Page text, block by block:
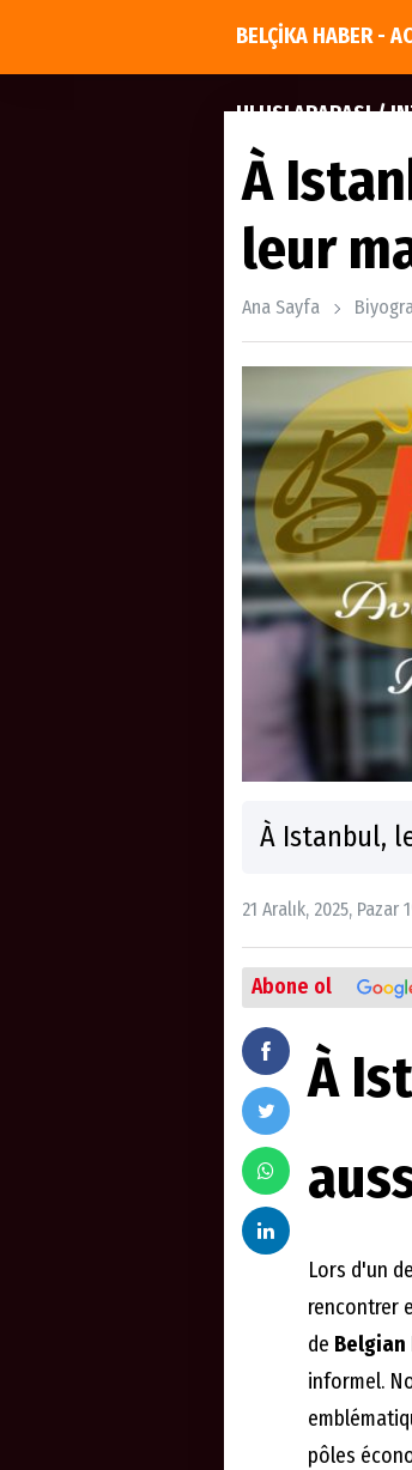
BELÇİKA HABER -
ULUSLARARASI /
À
leur
Ana Sayfa
À Istanbul,
21 Aralık, 2025, Pazar
Abone ol
À
Lors d'un
rencontrer
de
informel.
pôles